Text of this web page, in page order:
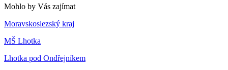
Mohlo by Vás zajímat
Moravskoslezský kraj
MŠ Lhotka
Lhotka pod Ondřejníkem